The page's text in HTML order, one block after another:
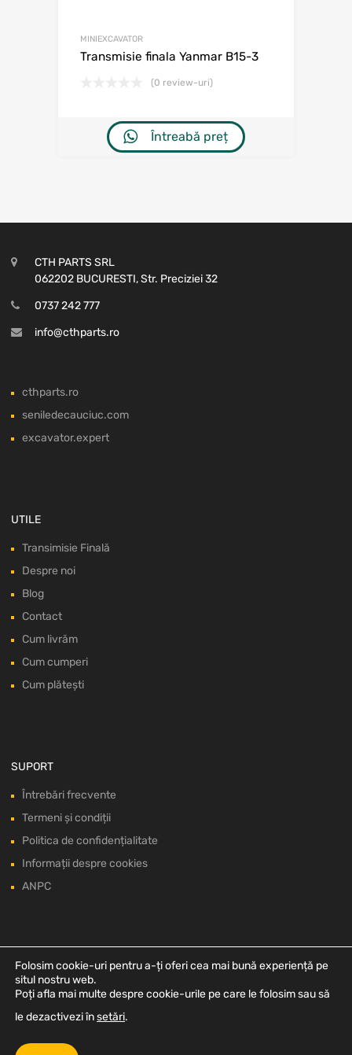
MINIEXCAVATOR
Transmisie finala Yanmar B15-3
(0 review-uri)
Întreabă preț
CTH PARTS SRL
062202 BUCURESTI, Str. Preciziei 32
0737 242 777
info@cthparts.ro
cthparts.ro
seniledecauciuc.com
excavator.expert
UTILE
Transimisie Finală
Despre noi
Blog
Contact
Cum livrăm
Cum cumperi
Cum plătești
SUPORT
Întrebări frecvente
Termeni și condiții
Politica de confidențialitate
Informații despre cookies
ANPC
Folosim cookie-uri pentru a-ți oferi cea mai bună experiență pe
situl nostru web.
Poți afla mai multe despre cookie-urile pe care le folosim sau să
le dezactivezi însetări.